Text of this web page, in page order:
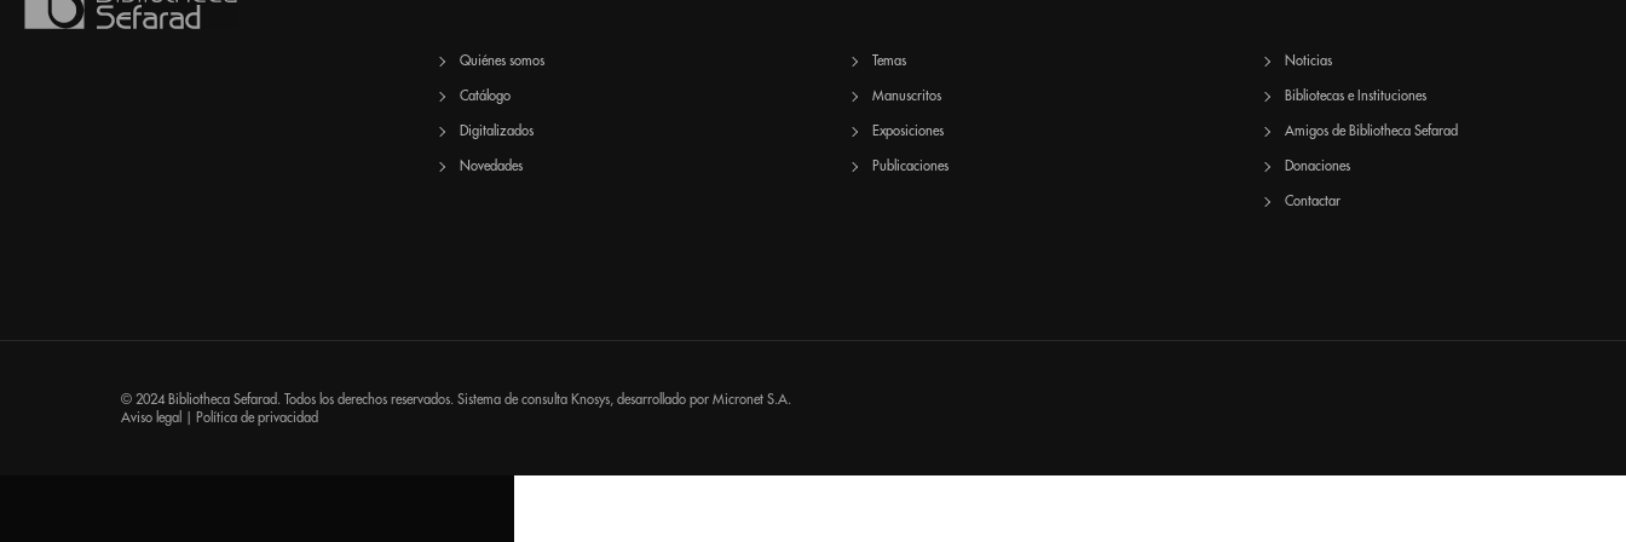
Quiénes somos
Catálogo
Digitalizados
Novedades
Temas
Manuscritos
Exposiciones
Publicaciones
Noticias
Bibliotecas e Instituciones
Amigos de Bibliotheca Sefarad
Donaciones
Contactar
© 2024 Bibliotheca Sefarad. Todos los derechos reservados. Sistema de consulta Knosys , desarrollado por Micronet S.A.
Aviso legal
Política de privacidad